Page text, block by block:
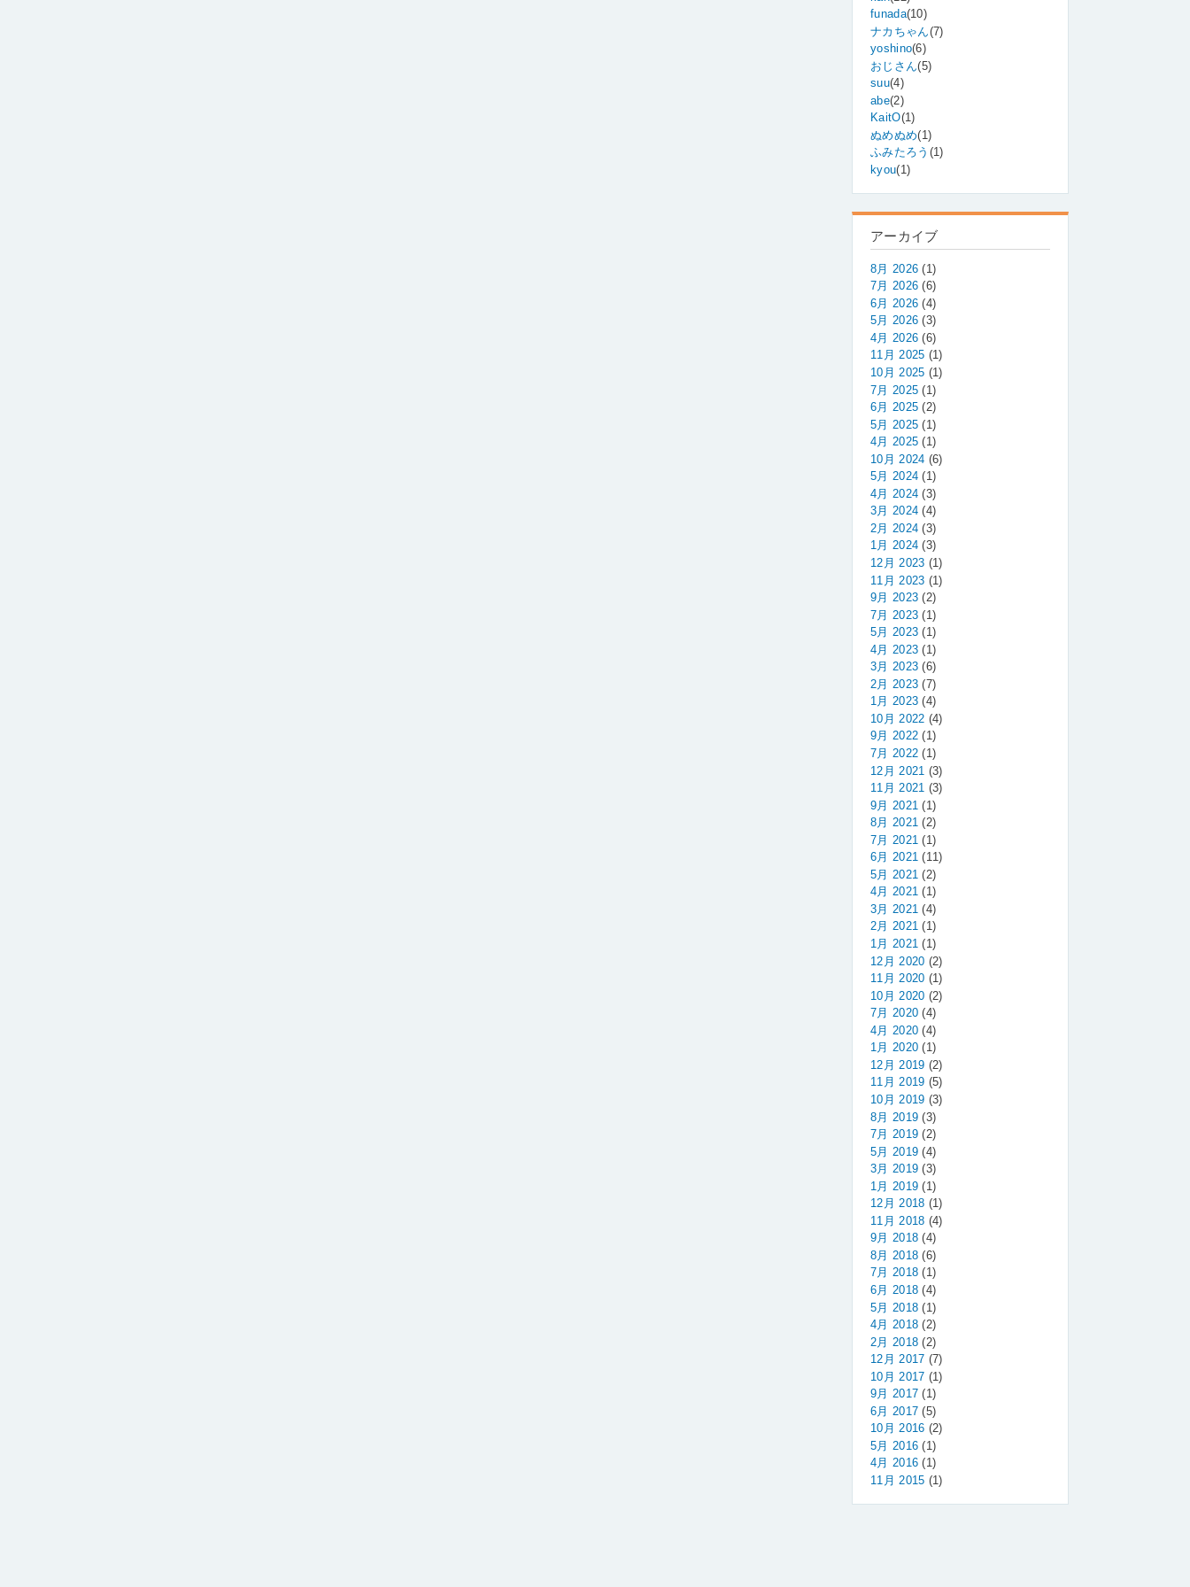
funada(10)
ナカちゃん(7)
yoshino(6)
おじさん(5)
suu(4)
abe(2)
KaitO(1)
ぬめぬめ(1)
ふみたろう (1)
kyou(1)
アーカイブ
8月 2026 (1)
7月 2026 (6)
6月 2026 (4)
5月 2026 (3)
4月 2026 (6)
11月 2025 (1)
10月 2025 (1)
7月 2025 (1)
6月 2025 (2)
5月 2025 (1)
4月 2025 (1)
10月 2024 (6)
5月 2024 (1)
4月 2024 (3)
3月 2024 (4)
2月 2024 (3)
1月 2024 (3)
12月 2023 (1)
11月 2023 (1)
9月 2023 (2)
7月 2023 (1)
5月 2023 (1)
4月 2023 (1)
3月 2023 (6)
2月 2023 (7)
1月 2023 (4)
10月 2022 (4)
9月 2022 (1)
7月 2022 (1)
12月 2021 (3)
11月 2021 (3)
9月 2021 (1)
8月 2021 (2)
7月 2021 (1)
6月 2021 (11)
5月 2021 (2)
4月 2021 (1)
3月 2021 (4)
2月 2021 (1)
1月 2021 (1)
12月 2020 (2)
11月 2020 (1)
10月 2020 (2)
7月 2020 (4)
4月 2020 (4)
1月 2020 (1)
12月 2019 (2)
11月 2019 (5)
10月 2019 (3)
8月 2019 (3)
7月 2019 (2)
5月 2019 (4)
3月 2019 (3)
1月 2019 (1)
12月 2018 (1)
11月 2018 (4)
9月 2018 (4)
8月 2018 (6)
7月 2018 (1)
6月 2018 (4)
5月 2018 (1)
4月 2018 (2)
2月 2018 (2)
12月 2017 (7)
10月 2017 (1)
9月 2017 (1)
6月 2017 (5)
10月 2016 (2)
5月 2016 (1)
4月 2016 (1)
11月 2015 (1)